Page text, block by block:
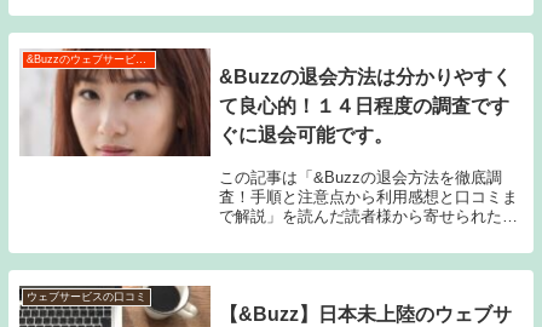
よね。幸いにも、新たに登場したフィット
ネスアプリが、その問題を解決してくれる
&Buzzのウェブサービス特集
&Buzzの退会方法は分かりやすく
て良心的！１４日程度の調査です
ぐに退会可能です。
この記事は「&Buzzの退会方法を徹底調
査！手順と注意点から利用感想と口コミま
で解説」を読んだ読者様から寄せられた感
て良心的！１４日程度の調査ですぐに退会
可能です。株式会社クリティカルシナジー
ウェブサービスの口コミ
【&Buzz】日本未上陸のウェブサ